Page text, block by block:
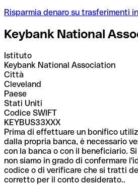
Risparmia denaro su trasferimenti
Keybank National
Istituto
Keybank National Association
Città
Cleveland
Paese
Stati Uniti
Codice SWIFT
KEYBUS33XXX
Prima di effettuare un bonifico
dalla propria banca, è necessario
con la banca o con il beneficiario.
non siamo in grado di confermare
codice o di verificare che si tratti
corretto per il conto desiderato..